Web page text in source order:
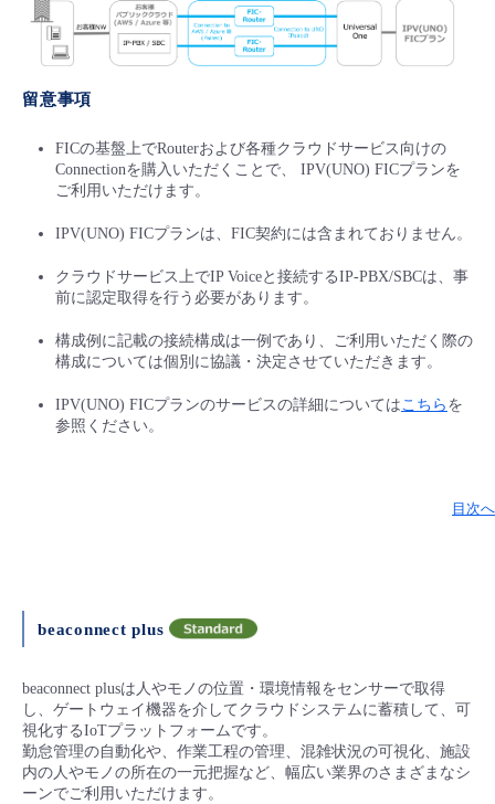
留意事項
FICの基盤上でRouterおよび各種クラウドサービス向けの
Connectionを購入いただくことで、 IPV(UNO) FICプランを
ご利用いただけます。
IPV(UNO) FICプランは、FIC契約には含まれておりません。
クラウドサービス上でIP Voiceと接続するIP-PBX/SBCは、事
前に認定取得を行う必要があります。
構成例に記載の接続構成は一例であり、ご利用いただく際の
構成については個別に協議・決定させていただきます。
IPV(UNO) FICプランのサービスの詳細については こちら を
参照ください。
目次へ
beaconnect plus
beaconnect plusは人やモノの位置・環境情報をセンサーで取得
し、ゲートウェイ機器を介してクラウドシステムに蓄積して、可
視化するIoTプラットフォームです。
勤怠管理の自動化や、作業工程の管理、混雑状況の可視化、施設
内の人やモノの所在の一元把握など、幅広い業界のさまざまなシ
ーンでご利用いただけます。